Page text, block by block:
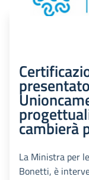
cambierà
La Ministra per
Bonetti, è